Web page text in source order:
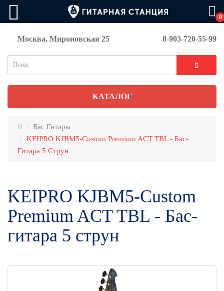
0
Москва, Мироновская 25 8-903-720-55-99
КАТАЛОГ
Бас Гитары
KEIPRO KJBM5-Custom Premium ACT TBL - Бас-
Гитара 5 Струн
KEIPRO KJBM5-Custom
Premium ACT TBL - Бас-
гитара 5 струн